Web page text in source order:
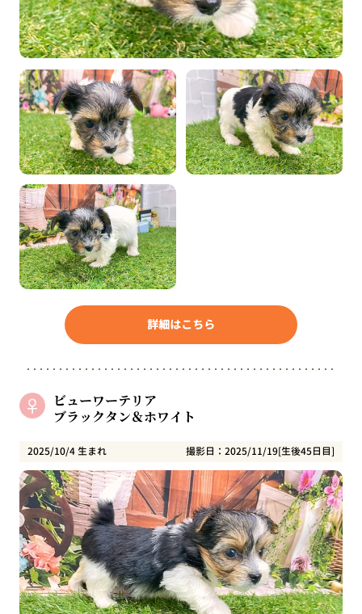
詳細はこちら
ビューワーテリア
ブラックタン＆ホワイト
2025/10/4 生まれ 撮影日：2025/11/19[生後45日目]